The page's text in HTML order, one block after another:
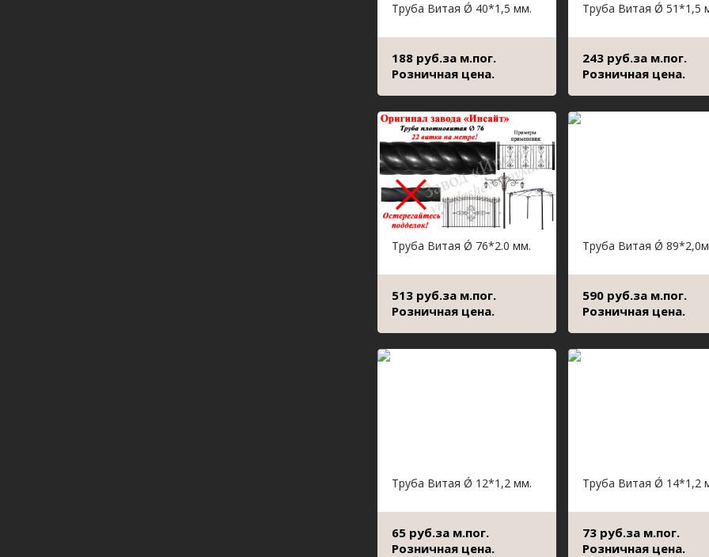
Труба Витая Ǿ 40*1,5 мм.
188 руб.за м.пог.
Розничная цена.
Труба Витая Ǿ 51*1,5
243 руб.за м.пог.
Розничная цена.
Труба Витая Ǿ 76*2.0 мм.
513 руб.за м.пог.
Розничная цена.
Труба Витая Ǿ
590 руб.за м.пог.
Розничная цена.
Труба Витая Ǿ 12*1,2 мм.
65 руб.за м.пог.
Розничная цена.
Труба Витая Ǿ 14*1,2
73 руб.за м.пог.
Розничная цена.